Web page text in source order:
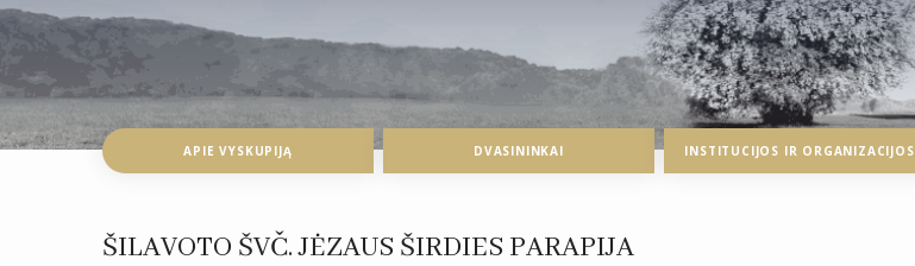
APIE VYSKUPIJĄ DVASININKAI INSTITUCIJOS IR ORGANIZACIJOS
ŠILAVOTO ŠVČ. JĖZAUS ŠIRDIES PARAPIJA